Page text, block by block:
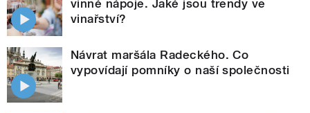
vinné nápoje. Jaké jsou trendy ve
vinařství?
Návrat maršála Radeckého. Co
vypovídají pomníky o naší společnosti